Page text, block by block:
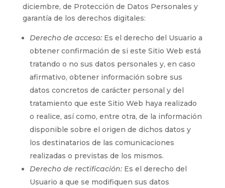
diciembre, de Protección de Datos Personales y
garantía de los derechos digitales:
Derecho de acceso:Es el derecho del Usuario a
obtener confirmación de si este Sitio Web está
tratando o no sus datos personales y, en caso
afirmativo, obtener información sobre sus
datos concretos de carácter personal y del
tratamiento que este Sitio Web haya realizado
o realice, así como, entre otra, de la información
disponible sobre el origen de dichos datos y
los destinatarios de las comunicaciones
realizadas o previstas de los mismos.
Derecho de rectificación:Es el derecho del
Usuario a que se modifiquen sus datos